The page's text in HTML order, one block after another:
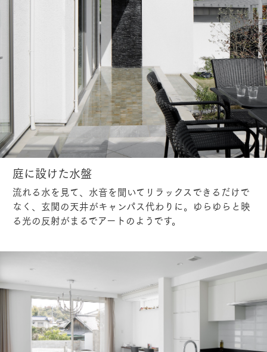
庭に設けた水盤
流れる水を見て、水音を聞いてリラックスできるだけで
なく、玄関の天井がキャンパス代わりに。ゆらゆらと映
る光の反射がまるでアートのようです。